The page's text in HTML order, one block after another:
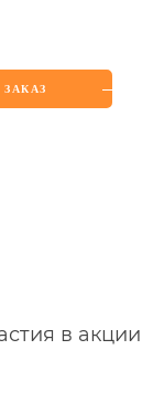
в акции